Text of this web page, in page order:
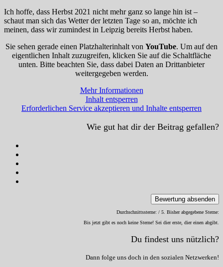
Ich hoffe, dass Herbst 2021 nicht mehr ganz so lange hin ist –
schaut man sich das Wetter der letzten Tage so an, möchte ich
meinen, dass wir zumindest in Leipzig bereits Herbst haben.
Sie sehen gerade einen Platzhalterinhalt von YouTube. Um auf den
eigentlichen Inhalt zuzugreifen, klicken Sie auf die Schaltfläche
unten. Bitte beachten Sie, dass dabei Daten an Drittanbieter
weitergegeben werden.
Mehr Informationen
Inhalt entsperren
Erforderlichen Service akzeptieren und Inhalte entsperren
Wie gut hat dir der Beitrag gefallen?
Bewertung absenden
Durchschnittssterne: / 5. Bisher abgegebene Sterne:
Bis jetzt gibt es noch keine Sterne! Sei dier erste, dier einen abgibt.
Du findest uns nützlich?
Dann folge uns doch in den sozialen Netzwerken!